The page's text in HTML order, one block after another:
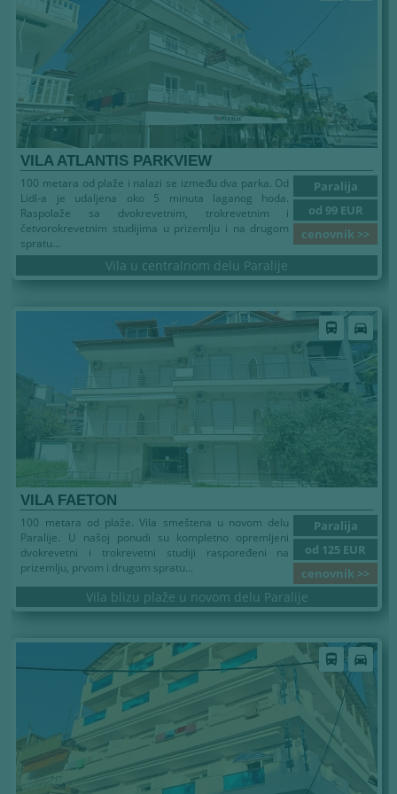
VILA ATLANTIS PARKVIEW
Paralija
od 99 EUR
cenovnik >>
100 metara od plaže i nalazi se između dva parka. Od
Lidl-a je udaljena oko 5 minuta laganog hoda.
Raspolaže sa dvokrevetnim, trokrevetnim i
četvorokrevetnim studijima u prizemlju i na drugom
spratu...
Vila u centralnom delu Paralije
directions_bus directions_car
VILA FAETON
Paralija
od 125 EUR
cenovnik >>
100 metara od plaže. Vila smeštena u novom delu
Paralije. U našoj ponudi su kompletno opremljeni
dvokrevetni i trokrevetni studiji raspoređeni na
prizemlju, prvom i drugom spratu...
Vila blizu plaže u novom delu Paralije
directions_bus directions_car